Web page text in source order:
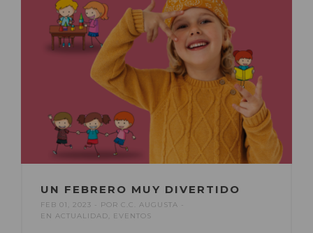
UN FEBRERO MUY DIVERTIDO
FEB 01, 2023 POR C.C. AUGUSTA
EN ACTUALIDAD EVENTOS